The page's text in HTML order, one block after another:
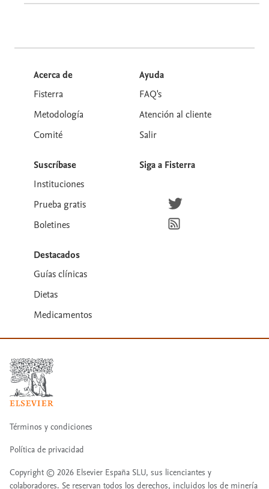
Acerca de
Fisterra
Metodología
Comité
Suscríbase
Instituciones
Prueba gratis
Boletines
Destacados
Guías clínicas
Dietas
Medicamentos
Ayuda
FAQ's
Atención al cliente
Salir
Siga a Fisterra
Síguenos en Twitter
Suscríbete para recibir
Términos y condiciones
Política de privacidad
Copyright © 2026 Elsevier España SLU, sus licenciantes y
colaboradores. Se reservan todos los derechos, incluidos los de minería